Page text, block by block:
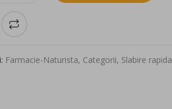
Farmacie-Naturista, Categorii, Slabire rapida